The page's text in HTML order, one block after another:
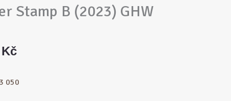
Stamp B (2023) GHW
Kč
050